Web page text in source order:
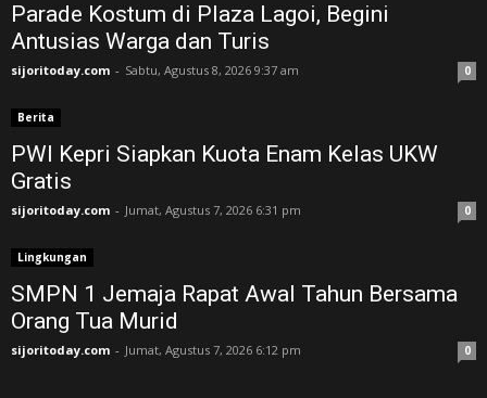
Parade Kostum di Plaza Lagoi, Begini
Antusias Warga dan Turis
sijoritoday.com - Sabtu, Agustus 8, 2026 9:37 am 0
Berita
PWI Kepri Siapkan Kuota Enam Kelas UKW
Gratis
sijoritoday.com - Jumat, Agustus 7, 2026 6:31 pm 0
Lingkungan
SMPN 1 Jemaja Rapat Awal Tahun Bersama
Orang Tua Murid ‎
sijoritoday.com - Jumat, Agustus 7, 2026 6:12 pm 0